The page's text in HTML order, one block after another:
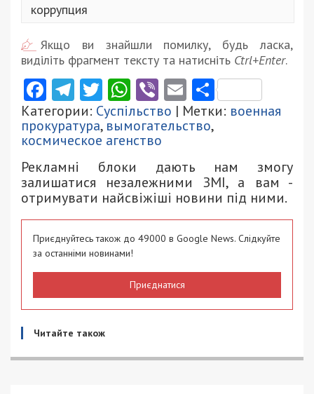
коррупция
Якщо ви знайшли помилку, будь ласка,
виділіть фрагмент тексту та натисніть Ctrl+Enter.
Facebook
Telegram
Twitter
WhatsApp
ViberEmail
Категории: Суспільство | Метки: военная
прокуратура, вымогательство,
космическое агенство
Рекламні блоки дають нам змогу
залишатися незалежними ЗМІ, а вам -
отримувати найсвіжіші новини під ними.
Приєднуйтесь також до 49000 в Google News. Слідкуйте
за останніми новинами!
Приєднатися
Читайте також